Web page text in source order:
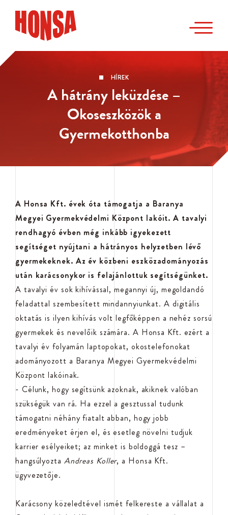
HÍREK
A hátrány leküzdése –
Okoseszközök a
Gyermekotthonba
A Honsa Kft. évek óta támogatja a Baranya
Megyei Gyermekvédelmi Központ lakóit. A tavalyi
rendhagyó évben még inkább igyekezett
segítséget nyújtani a hátrányos helyzetben lévő
gyermekeknek. Az év közbeni eszközadományozás
után karácsonykor is felajánlottuk segítségünket.
A tavalyi év sok kihívással, megannyi új, megoldandó
feladattal szembesített mindannyiunkat. A digitális
oktatás is ilyen kihívás volt legfőképpen a nehéz sorsú
gyermekek és nevelőik számára. A Honsa Kft. ezért a
tavalyi év folyamán laptopokat, okostelefonokat
adományozott a Baranya Megyei Gyermekvédelmi
Központ lakóinak.
- Célunk, hogy segítsünk azoknak, akiknek valóban
szükségük van rá. Ha ezzel a gesztussal tudunk
támogatni néhány fiatalt abban, hogy jobb
eredményeket érjen el, és esetleg növelni tudjuk
karrier esélyeiket; az minket is boldoggá tesz –
hangsúlyozta Andreas Koller, a Honsa Kft.
ügyvezetője.
Karácsony közeledtével ismét felkereste a vállalat a